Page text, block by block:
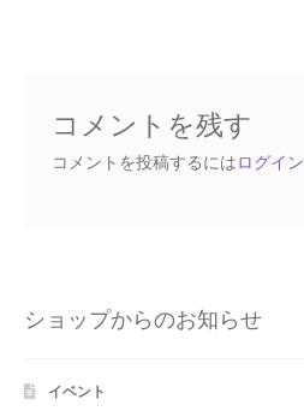
Affiliate Dashboard
Shipment Tracking
コメントを残す
コメントを投稿するにはログイン
ショップからのお知らせ
イベント